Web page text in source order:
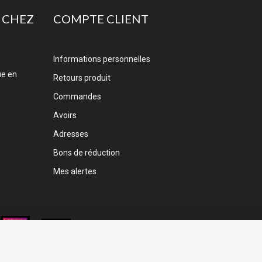
en
COMPTE CLIENT
Informations personnelles
Retours produit
Commandes
Avoirs
Adresses
Bons de réduction
Mes alertes